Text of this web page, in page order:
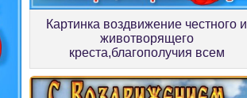
Картинка воздвижение честного и
животворящего
креста,благополучия всем